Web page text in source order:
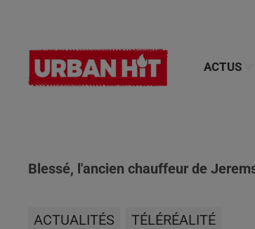
ACTUS
Blessé, l'ancien chauffeur de
ACTUALITÉS TÉLÉRÉALITÉ